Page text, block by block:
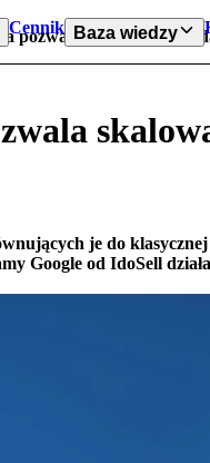
Cennik Baza wiedzy
pozwala skalować
je do
Google od IdoSell